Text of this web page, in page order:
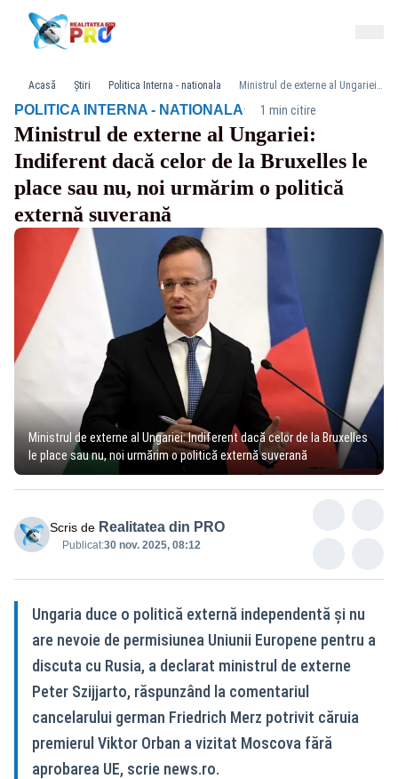
Acasă Știri Politica Interna - nationala Ministrul de externe al Ungariei: Indiferent dacă celor de la Bruxelles le place sau nu, noi urmărim o politică externă suverană
POLITICA INTERNA - NATIONALA· 1 min citire
Ministrul de externe al Ungariei:
Indiferent dacă celor de la Bruxelles le
place sau nu, noi urmărim o politică
externă suverană
Ministrul de externe al Ungariei: Indiferent dacă celor de la Bruxelles
le place sau nu, noi urmărim o politică externă suverană
Scris de Realitatea din PRO
Publicat:30 nov. 2025, 08:12
Ungaria duce o politică externă independentă şi nu
are nevoie de permisiunea Uniunii Europene pentru a
discuta cu Rusia, a declarat ministrul de externe
Peter Szijjarto, răspunzând la comentariul
cancelarului german Friedrich Merz potrivit căruia
premierul Viktor Orban a vizitat Moscova fără
aprobarea UE, scrie news.ro.